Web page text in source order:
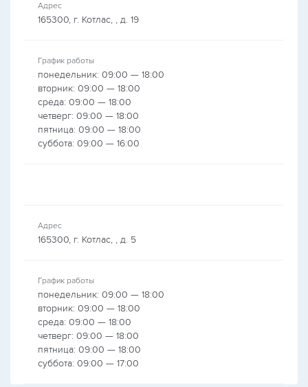
Адрес
165300, г. Котлас, , д. 19
График работы
понедельник: 09:00 — 18:00
вторник: 09:00 — 18:00
среда: 09:00 — 18:00
четверг: 09:00 — 18:00
пятница: 09:00 — 18:00
суббота: 09:00 — 16:00
Адрес
165300, г. Котлас, , д. 5
График работы
понедельник: 09:00 — 18:00
вторник: 09:00 — 18:00
среда: 09:00 — 18:00
четверг: 09:00 — 18:00
пятница: 09:00 — 18:00
суббота: 09:00 — 17:00